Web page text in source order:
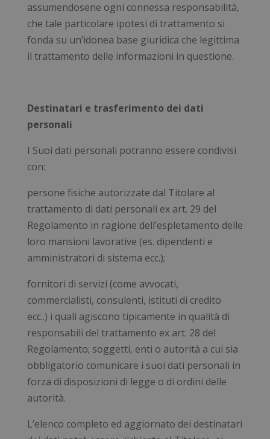
assumendosene ogni connessa responsabilità,
che tale particolare ipotesi di trattamento si
fonda su un’idonea base giuridica che legittima
il trattamento delle informazioni in questione.
Destinatari e trasferimento dei dati
personali
I Suoi dati personali potranno essere condivisi
con:
persone fisiche autorizzate dal Titolare al
trattamento di dati personali ex art. 29 del
Regolamento in ragione dell’espletamento delle
loro mansioni lavorative (es. dipendenti e
amministratori di sistema ecc.);
fornitori di servizi (come avvocati,
commercialisti, consulenti, istituti di credito
ecc..) i quali agiscono tipicamente in qualità di
responsabili del trattamento ex art. 28 del
Regolamento; soggetti, enti o autorità a cui sia
obbligatorio comunicare i suoi dati personali in
forza di disposizioni di legge o di ordini delle
autorità.
L’elenco completo ed aggiornato dei destinatari